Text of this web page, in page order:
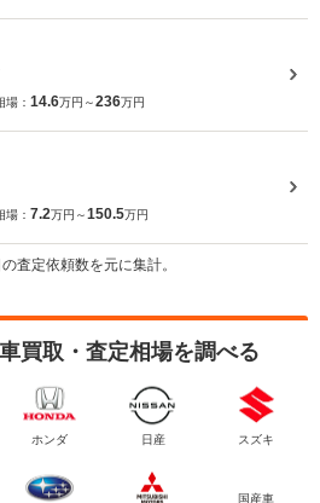
場： 14.6万円～236万円
場： 7.2万円～150.5万円
査定依頼数を元に集計。
買取・査定相場を調べる
ホンダ 日産 スズキ
国産車